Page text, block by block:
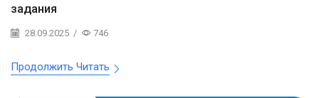
задания
28.09.2025 / 746
Продолжить Читать